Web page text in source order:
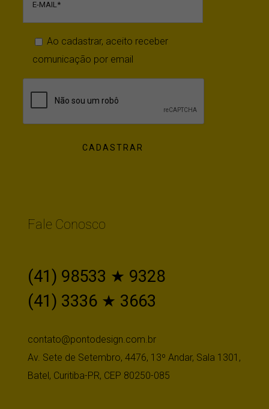
Ao cadastrar, aceito receber
comunicação por email
Fale Conosco
(41) 98533 ★ 9328
(41) 3336 ★ 3663
contato@pontodesign.com.br
Av. Sete de Setembro, 4476, 13º Andar, Sala 1301,
Batel, Curitiba-PR, CEP 80250-085